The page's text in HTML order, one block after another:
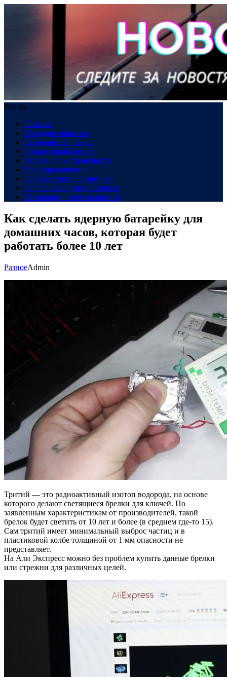
Меню
Главная
В сердце общества
Созидание и рынок
Финансовый компас
В пути: все о транспорте
Техно-революция
Рынок жилья в динамике
Здоровье под микроскопом
Инновации и возможности
Как сделать ядерную батарейку для
домашних часов, которая будет
работать более 10 лет
РазноеAdmin
Тритий — это радиоактивный изотоп водорода, на основе
которого делают светящиеся брелки для ключей. По
заявленным характеристикам от производителей, такой
брелок будет светить от 10 лет и более (в среднем где-то 15).
Сам тритий имеет минимальный выброс частиц и в
пластиковой колбе толщиной от 1 мм опасности не
представляет.
На Али Экспресс можно без проблем купить данные брелки
или стрежни для различных целей.